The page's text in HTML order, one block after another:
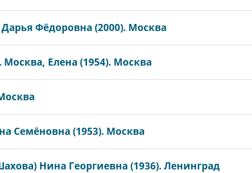
Фёдоровна (2000). Москва
Москва, Елена (1954). Москва
Семёновна (1953). Москва
Нина Георгиевна (1936). Ленинград